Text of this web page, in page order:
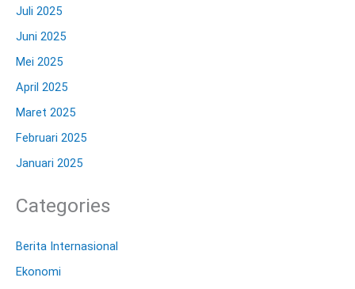
Juli 2025
Juni 2025
Mei 2025
April 2025
Maret 2025
Februari 2025
Januari 2025
Categories
Berita Internasional
Ekonomi